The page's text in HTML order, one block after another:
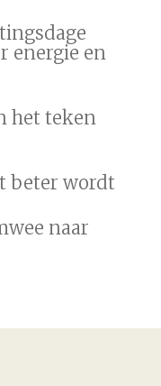
energie en
het teken
beter wordt
naar